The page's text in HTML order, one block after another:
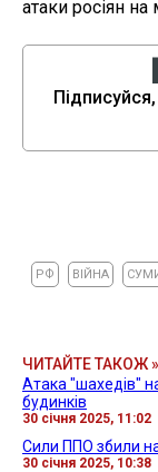
атаки росіян на
РФ ВІЙНА
ЧИТАЙТЕ ТАКОЖ »
Атака "шахедів"
будинків
30 січня 2025, 11:02
Сили ППО збили
30 січня 2025, 10:38